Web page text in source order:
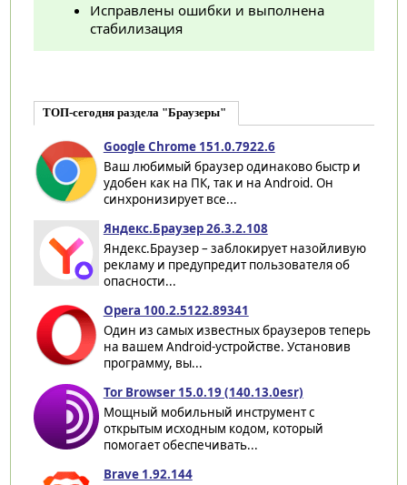
Исправлены ошибки и выполнена
стабилизация
ТОП-сегодня раздела "Браузеры"
Google Chrome 151.0.7922.6
Ваш любимый браузер одинаково быстр и
удобен как на ПК, так и на Android. Он
синхронизирует все...
Яндекс.Браузер 26.3.2.108
Яндекс.Браузер – заблокирует назойливую
рекламу и предупредит пользователя об
опасности...
Opera 100.2.5122.89341
Один из самых известных браузеров теперь
на вашем Android-устройстве. Установив
программу, вы...
Tor Browser 15.0.19 (140.13.0esr)
Мощный мобильный инструмент с
открытым исходным кодом, который
помогает обеспечивать...
Brave 1.92.144